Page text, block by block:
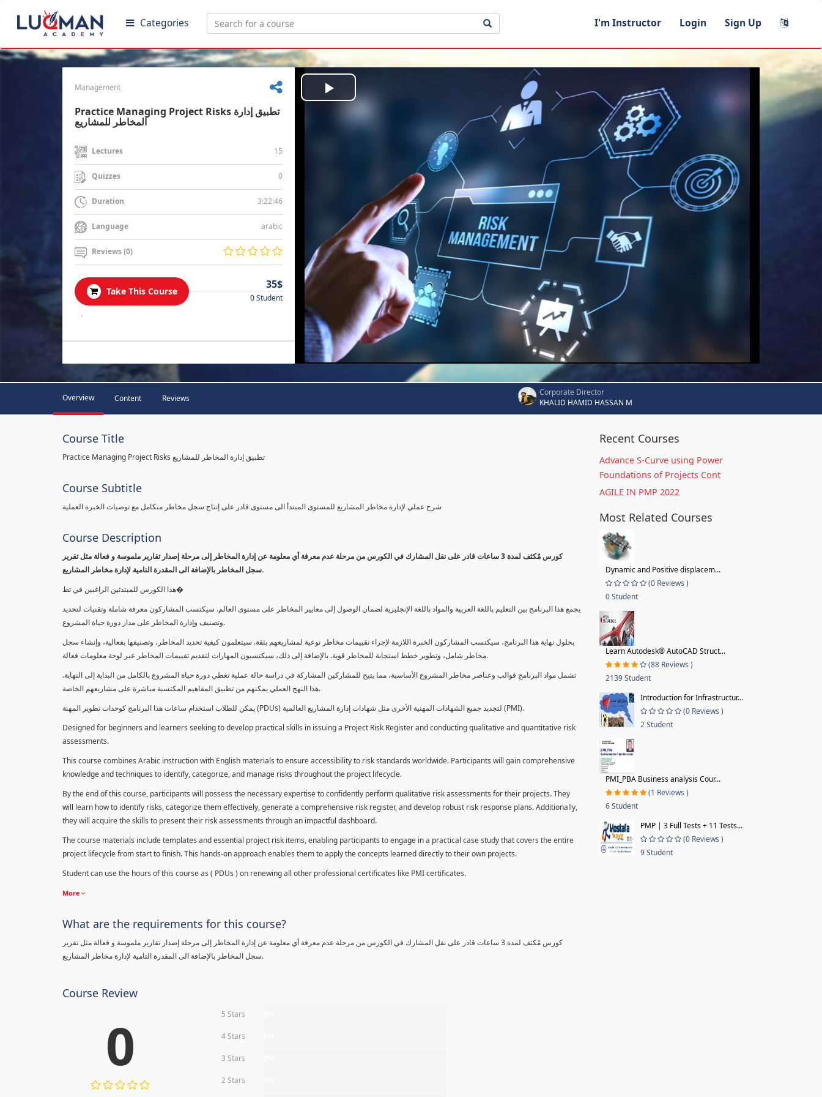
Categories I'm Instructor Login Sign Up
Management
Practice Managing Project Risks تطبيق إدارة
المخاطر للمشاريع
Lectures 15
Quizzes 0
Duration 3:22:46
Language arabic
Reviews (0)
Take This Course
35$
0 Student
.
Play
Video
Overview Content Reviews
Corporate Director
KHALID HAMID HASSAN M
Course Title
Practice Managing Project Risks تطبيق إدارة المخاطر للمشاريع
Course Subtitle
شرح عملي لإدارة مخاطر المشاريع للمستوى المبتدأ الى مستوى قادر على إنتاج سجل مخاطر متكامل مع توصيات الخبرة العملية
Course Description
كورس مٌكثف لمدة 3 ساعات قادر على نقل المشارك في الكورس من مرحلة عدم معرفة أي معلومة عن إدارة المخاطر إلى مرحلة إصدار تقارير ملموسة و فعالة مثل تقرير
سجل المخاطر بالإضافة الى المقدرة التامية لإدارة مخاطر المشاريع.
هذا الكورس للمبتدئين الراغبين في تط�
يجمع هذا البرنامج بين التعليم باللغة العربية والمواد باللغة الإنجليزية لضمان الوصول إلى معايير المخاطر على مستوى العالم. سيكتسب المشاركون معرفة شاملة وتقنيات لتحديد
وتصنيف وإدارة المخاطر على مدار دورة حياة المشروع.
بحلول نهاية هذا البرنامج، سيكتسب المشاركون الخبرة اللازمة لإجراء تقييمات مخاطر نوعية لمشاريعهم بثقة. سيتعلمون كيفية تحديد المخاطر، وتصنيفها بفعالية، وإنشاء سجل
مخاطر شامل، وتطوير خطط استجابة للمخاطر قوية. بالإضافة إلى ذلك، سيكتسبون المهارات لتقديم تقييمات المخاطر عبر لوحة معلومات فعالة.
تشمل مواد البرنامج قوالب وعناصر مخاطر المشروع الأساسية، مما يتيح للمشاركين المشاركة في دراسة حالة عملية تغطي دورة حياة المشروع بالكامل من البداية إلى النهاية.
هذا النهج العملي يمكنهم من تطبيق المفاهيم المكتسبة مباشرة على مشاريعهم الخاصة.
يمكن للطلاب استخدام ساعات هذا البرنامج كوحدات تطوير المهنة (PDUs) لتجديد جميع الشهادات المهنية الأخرى مثل شهادات إدارة المشاريع العالمية (PMI).
Designed for beginners and learners seeking to develop practical skills in issuing a Project Risk Register and conducting qualitative and quantitative risk
assessments.
This course combines Arabic instruction with English materials to ensure accessibility to risk standards worldwide. Participants will gain comprehensive
knowledge and techniques to identify, categorize, and manage risks throughout the project lifecycle.
By the end of this course, participants will possess the necessary expertise to confidently perform qualitative risk assessments for their projects. They
will learn how to identify risks, categorize them effectively, generate a comprehensive risk register, and develop robust risk response plans. Additionally,
they will acquire the skills to present their risk assessments through an impactful dashboard.
The course materials include templates and essential project risk items, enabling participants to engage in a practical case study that covers the entire
project lifecycle from start to finish. This hands-on approach enables them to apply the concepts learned directly to their own projects.
Student can use the hours of this course as ( PDUs ) on renewing all other professional certificates like PMI certificates.
More
What are the requirements for this course?
كورس مٌكثف لمدة 3 ساعات قادر على نقل المشارك في الكورس من مرحلة عدم معرفة أي معلومة عن إدارة المخاطر إلى مرحلة إصدار تقارير ملموسة و فعالة مثل تقرير
سجل المخاطر بالإضافة الى المقدرة التامية لإدارة مخاطر المشاريع.
Course Review
0 5 Stars
4 Stars
3 Stars
2 Stars
Recent Courses
Advance S-Curve using Power
Foundations of Projects Cont
AGILE IN PMP 2022
Most Related Courses
Dynamic and Positive displacem...
(0 Reviews )
0 Student
Learn Autodesk® AutoCAD Struct...
(88 Reviews )
2139 Student
Introduction for Infrastructur...
(0 Reviews )
2 Student
PMI_PBA Business analysis Cour...
(1 Reviews )
6 Student
PMP | 3 Full Tests + 11 Tests...
(0 Reviews )
9 Student